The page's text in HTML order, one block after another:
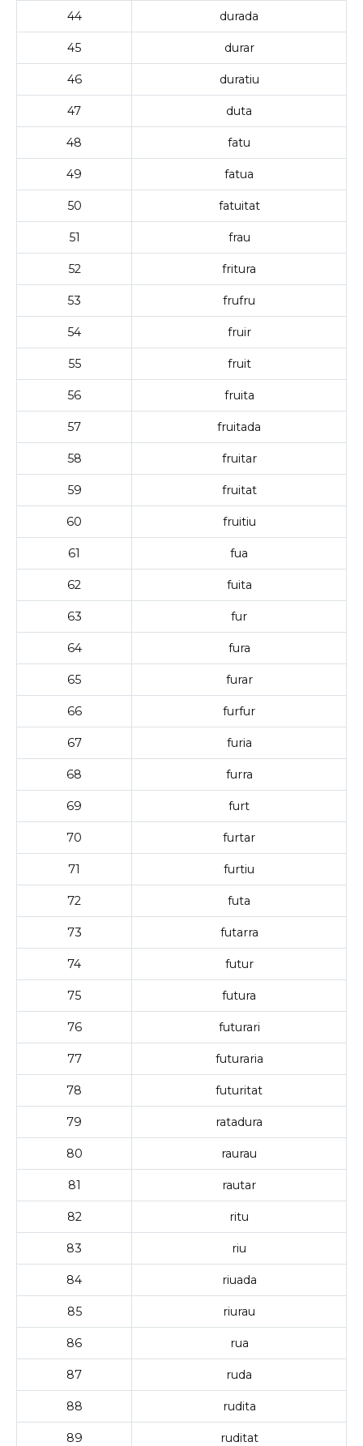
44 durada
45 durar
46 duratiu
47 duta
48 fatu
49 fatua
50 fatuitat
51 frau
52 fritura
53 frufru
54 fruir
55 fruit
56 fruita
57 fruitada
58 fruitar
59 fruitat
60 fruitiu
61 fua
62 fuita
63 fur
64 fura
65 furar
66 furfur
67 furia
68 furra
69 furt
70 furtar
71 furtiu
72 futa
73 futarra
74 futur
75 futura
76 futurari
77 futuraria
78 futuritat
79 ratadura
80 raurau
81 rautar
82 ritu
83 riu
84 riuada
85 riurau
86 rua
87 ruda
88 rudita
89 ruditat